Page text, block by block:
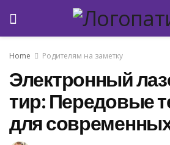
Home Родителям на заметку
Электронный
тир: Передовые
для